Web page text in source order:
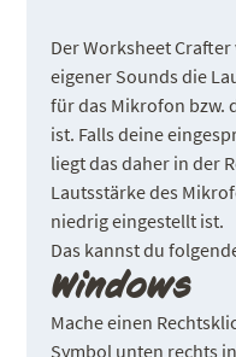
Der Worksheet
eigener Sounds die
für das Mikrofon bzw.
ist. Falls deine
liegt das daher in der
Lautsstärke des
niedrig eingestellt ist.
Das kannst du
Windows
Mache einen
Symbol unten rechts